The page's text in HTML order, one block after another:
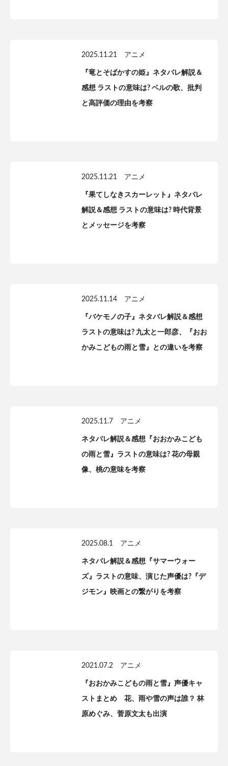
2025.11.21 アニメ
『竜とそばかすの姫』ネタバレ解説＆
感想 ラストの意味は? ベルの歌、批判
と高評価の理由を考察
2025.11.21 アニメ
『果てしなきスカーレット』ネタバレ
解説＆感想 ラストの意味は? 時代背景
とメッセージを考察
2025.11.14 アニメ
『バケモノの子』ネタバレ解説＆感想
ラストの意味は? 九太と一郎彦、『おお
かみこどもの雨と雪』との違いを考察
2025.11.7 アニメ
ネタバレ解説＆感想『おおかみこども
の雨と雪』ラストの意味は? 花の母親
像、桃の意味を考察
2025.08.1 アニメ
ネタバレ解説＆感想『サマーウォー
ズ』ラストの意味、演じた声優は?『デ
ジモン』映画との繋がりを考察
2021.07.2 アニメ
『おおかみこどもの雨と雪』声優キャ
ストまとめ 花、雨や雪の声は誰？ 林
原めぐみ、菅原文太も出演